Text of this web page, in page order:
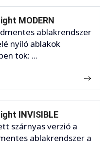
MODERN
ablakrendszer
nyíló ablakok
tok: ...
INVISIBLE
szárnyas verzió a
ablakrendszer a